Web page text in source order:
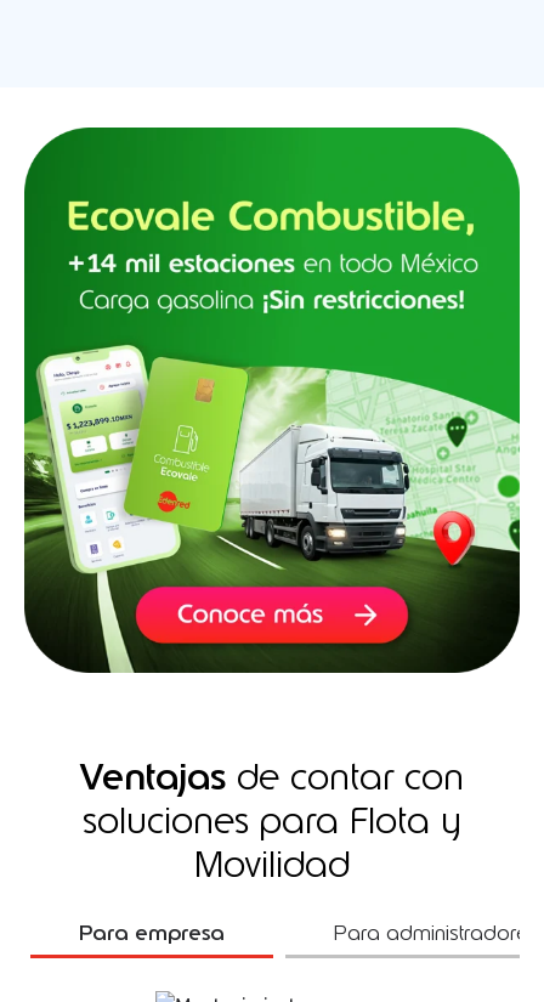
Ventajas de contar con
soluciones para Flota y
Movilidad
Para empresa Para administradores